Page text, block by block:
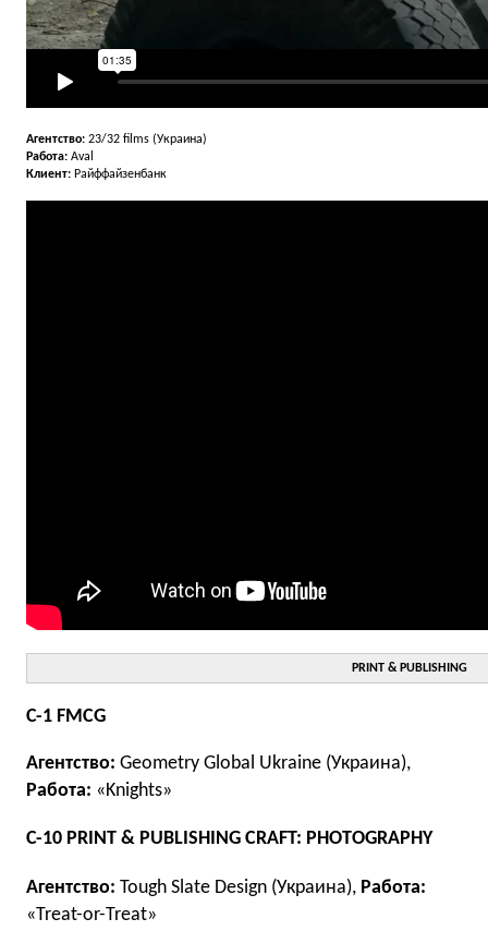
Агентство: 23/32 films (Украина)
Работа: Aval
Клиент: Райффайзенбанк
PRINT & PUBLISHING
C-1 FMCG
Агентство: Geometry Global Ukraine (Украина),
Работа: «Knights»
C-10 PRINT & PUBLISHING CRAFT: PHOTOGRAPHY
Агентство: Tough Slate Design (Украина), Работа:
«Treat-or-Treat»